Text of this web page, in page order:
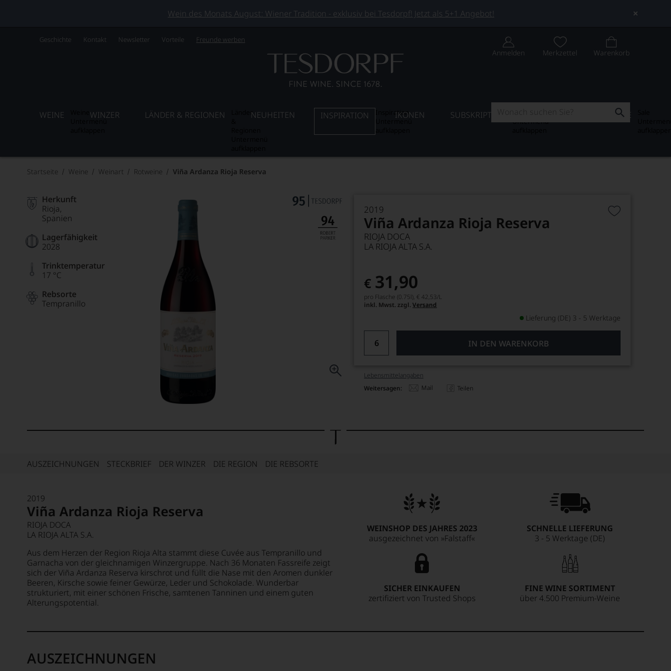
Wein des Monats August: Wiener Tradition - exklusiv bei Tesdorpf! Jetzt als 5+1 Angebot!
Geschichte Kontakt Newsletter Vorteile Freunde werben
Anmelden Merkzettel Warenkorb
WEINE WINZER LÄNDER & REGIONEN
LänderNEUHEITEN INSPIRATION
InspirationIKONEN SUBSKRIPTION
Untermenü
SALE
Startseite Weine Weinart Rotweine Viña Ardanza Rioja Reserva
Herkunft
Rioja
Spanien
Lagerfähigkeit
2028
Trinktemperatur
17 °C
Rebsorte
Tempranillo
2019
Viña Ardanza Rioja Reserva
RIOJA DOCA
LA RIOJA ALTA S.A.
€ 31,90
pro Flasche (0.75l), € 42,53/L
inkl. Mwst. zzgl.Versand
Lieferung (DE) 3 - 5 Werktage
IN DEN WARENKORB
Lebensmittel­angaben
Weitersagen:
Mail Teilen
AUSZEICHNUNGEN STECKBRIEF DER WINZER DIE REGION DIE REBSORTE
2019
Viña Ardanza Rioja Reserva
RIOJA DOCA
LA RIOJA ALTA S.A.
Aus dem Herzen der Region Rioja Alta stammt diese Cuvée aus Tempranillo und
Garnacha von der gleichnamigen Winzergruppe. Nach 36 Monaten Fassreife zeigt
sich der Viña Ardanza Reserva kirschrot und füllt die Nase mit den Aromen dunkler
Beeren, Kirsche sowie feiner Gewürze, Leder und Schokolade. Wunderbar
strukturiert, mit einer schönen Frische, samtenen Tanninen und einem guten
Alterungspotential.
WEINSHOP DES JAHRES 2023
ausgezeichnet von »Falstaff«
SCHNELLE LIEFERUNG
3 - 5 Werktage (DE)
SICHER EINKAUFEN
zertifiziert von Trusted Shops
FINE WINE SORTIMENT
über 4.500 Premium-Weine
AUSZEICHNUNGEN